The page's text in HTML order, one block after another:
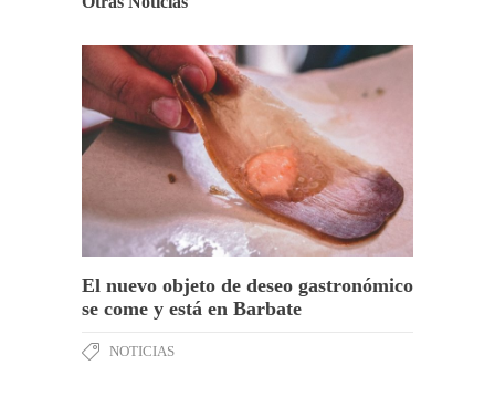
El nuevo objeto de deseo gastronómico
se come y está en Barbate
NOTICIAS